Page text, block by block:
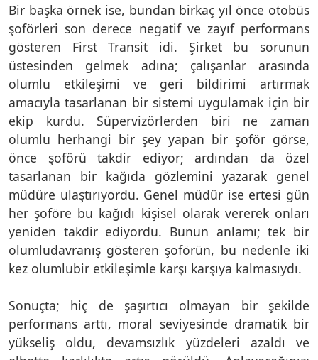
Bir başka örnek ise, bundan birkaç yıl önce otobüs
şoförleri son derece negatif ve zayıf performans
gösteren First Transit idi. Şirket bu sorunun
üstesinden gelmek adına; çalışanlar arasında
olumlu etkileşimi ve geri bildirimi artırmak
amacıyla tasarlanan bir sistemi uygulamak için bir
ekip kurdu. Süpervizörlerden biri ne zaman
olumlu herhangi bir şey yapan bir şoför görse,
önce şoförü takdir ediyor; ardından da özel
tasarlanan bir kağıda gözlemini yazarak genel
müdüre ulaştırıyordu. Genel müdür ise ertesi gün
her şoföre bu kağıdı kişisel olarak vererek onları
yeniden takdir ediyordu. Bunun anlamı; tek bir
olumludavranış gösteren şoförün, bu nedenle iki
kez olumlubir etkileşimle karşı karşıya kalmasıydı.
Sonuçta; hiç de şaşırtıcı olmayan bir şekilde
performans arttı, moral seviyesinde dramatik bir
yükseliş oldu, devamsızlık yüzdeleri azaldı ve